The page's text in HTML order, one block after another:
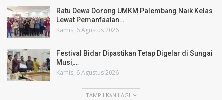
Ratu Dewa Dorong UMKM Palembang Naik Kelas
Lewat Pemanfaatan…
Kamis, 6 Agustus 2026
Festival Bidar Dipastikan Tetap Digelar di Sungai
Musi,…
Kamis, 6 Agustus 2026
TAMPILKAN LAGI